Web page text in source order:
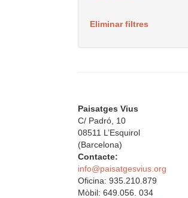
Eliminar filtres
Paisatges Vius
C/ Padró, 10
08511 L’Esquirol
(Barcelona)
Contacte:
info@paisatgesvius.org
Oficina: 935.210.879
Mòbil: 649.056. 034